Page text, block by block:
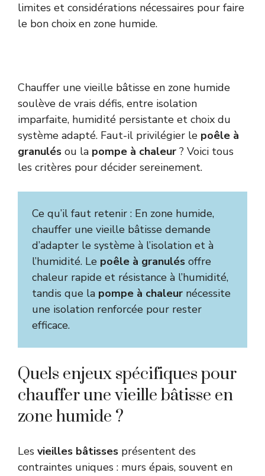
limites et considérations nécessaires pour faire
le bon choix en zone humide.
Chauffer une vieille bâtisse en zone humide
soulève de vrais défis, entre isolation
imparfaite, humidité persistante et choix du
système adapté. Faut-il privilégier le poêle à
granulés ou la pompe à chaleur ? Voici tous
les critères pour décider sereinement.
Ce qu’il faut retenir : En zone humide,
chauffer une vieille bâtisse demande
d’adapter le système à l’isolation et à
l’humidité. Le poêle à granulés offre
chaleur rapide et résistance à l’humidité,
tandis que la pompe à chaleur nécessite
une isolation renforcée pour rester
efficace.
Quels enjeux spécifiques pour
chauffer une vieille bâtisse en
zone humide ?
Les vieilles bâtisses présentent des
contraintes uniques : murs épais, souvent en